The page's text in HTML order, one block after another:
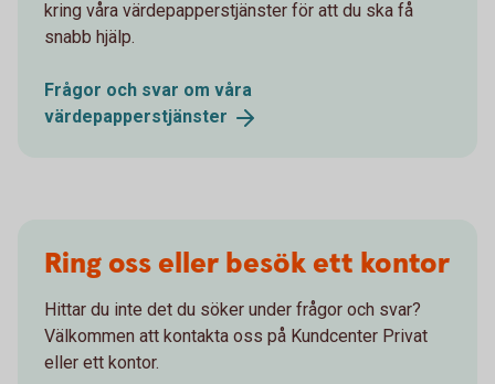
kring våra värdepapperstjänster för att du ska få
snabb hjälp.
Frågor och svar om våra
värdepapperstjänster
Ring oss eller besök ett kontor
Hittar du inte det du söker under frågor och svar?
Välkommen att kontakta oss på Kundcenter Privat
eller ett kontor.